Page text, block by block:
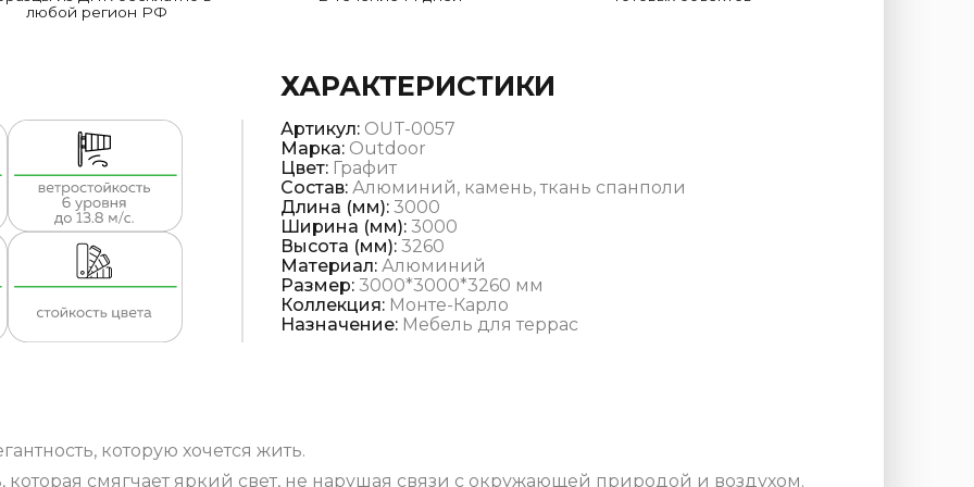
любой регион РФ
ХАРАКТЕРИСТИКИ
Артикул: OUT-0057
Марка: Outdoor
Цвет: Графит
Состав: Алюминий, камень, ткань спанполи
Длина (мм): 3000
Ширина (мм): 3000
Высота (мм): 3260
Материал: Алюминий
Размер: 3000*3000*3260 мм
Коллекция: Монте-Карло
Назначение: Мебель для террас
которую хочется жить.
которая смягчает яркий свет, не нарушая связи с окружающей природой и воздухом.